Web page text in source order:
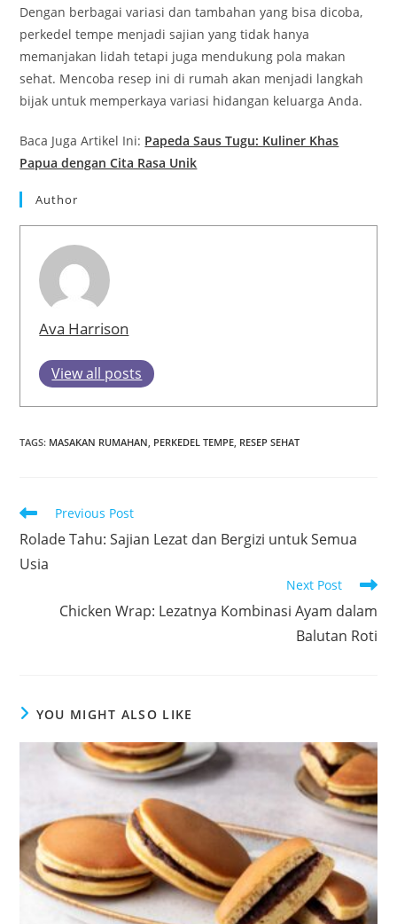
Dengan berbagai variasi dan tambahan yang bisa dicoba,
perkedel tempe menjadi sajian yang tidak hanya
memanjakan lidah tetapi juga mendukung pola makan
sehat. Mencoba resep ini di rumah akan menjadi langkah
bijak untuk memperkaya variasi hidangan keluarga Anda.
Baca Juga Artikel Ini: Papeda Saus Tugu: Kuliner Khas
Papua dengan Cita Rasa Unik
Author
Ava Harrison
View all posts
TAGS: MASAKAN RUMAHAN, PERKEDEL TEMPE, RESEP SEHAT
Read
more
articles
Previous Post
Rolade Tahu: Sajian Lezat dan Bergizi untuk Semua
Usia
Next Post
Chicken Wrap: Lezatnya Kombinasi Ayam dalam
Balutan Roti
YOU MIGHT ALSO LIKE